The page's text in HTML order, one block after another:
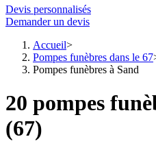
Devis personnalisés
Demander un devis
Accueil
Pompes funèbres dans le 67
Pompes funèbres à Sand
20 pompes
(67)